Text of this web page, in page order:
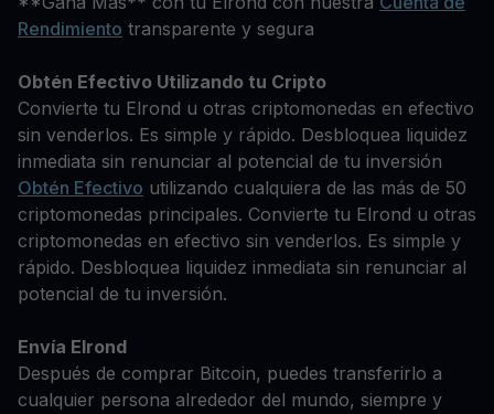
Rendimiento transparente y segura
Obtén Efectivo Utilizando tu Cripto
Convierte tu Elrond u otras criptomonedas en efectivo
sin venderlos. Es simple y rápido. Desbloquea liquidez
inmediata sin renunciar al potencial de tu inversión
Obtén Efectivo utilizando cualquiera de las más de 50
criptomonedas principales. Convierte tu Elrond u otras
criptomonedas en efectivo sin venderlos. Es simple y
rápido. Desbloquea liquidez inmediata sin renunciar al
potencial de tu inversión.
Envía Elrond
Después de comprar Bitcoin, puedes transferirlo a
cualquier persona alrededor del mundo, siempre y